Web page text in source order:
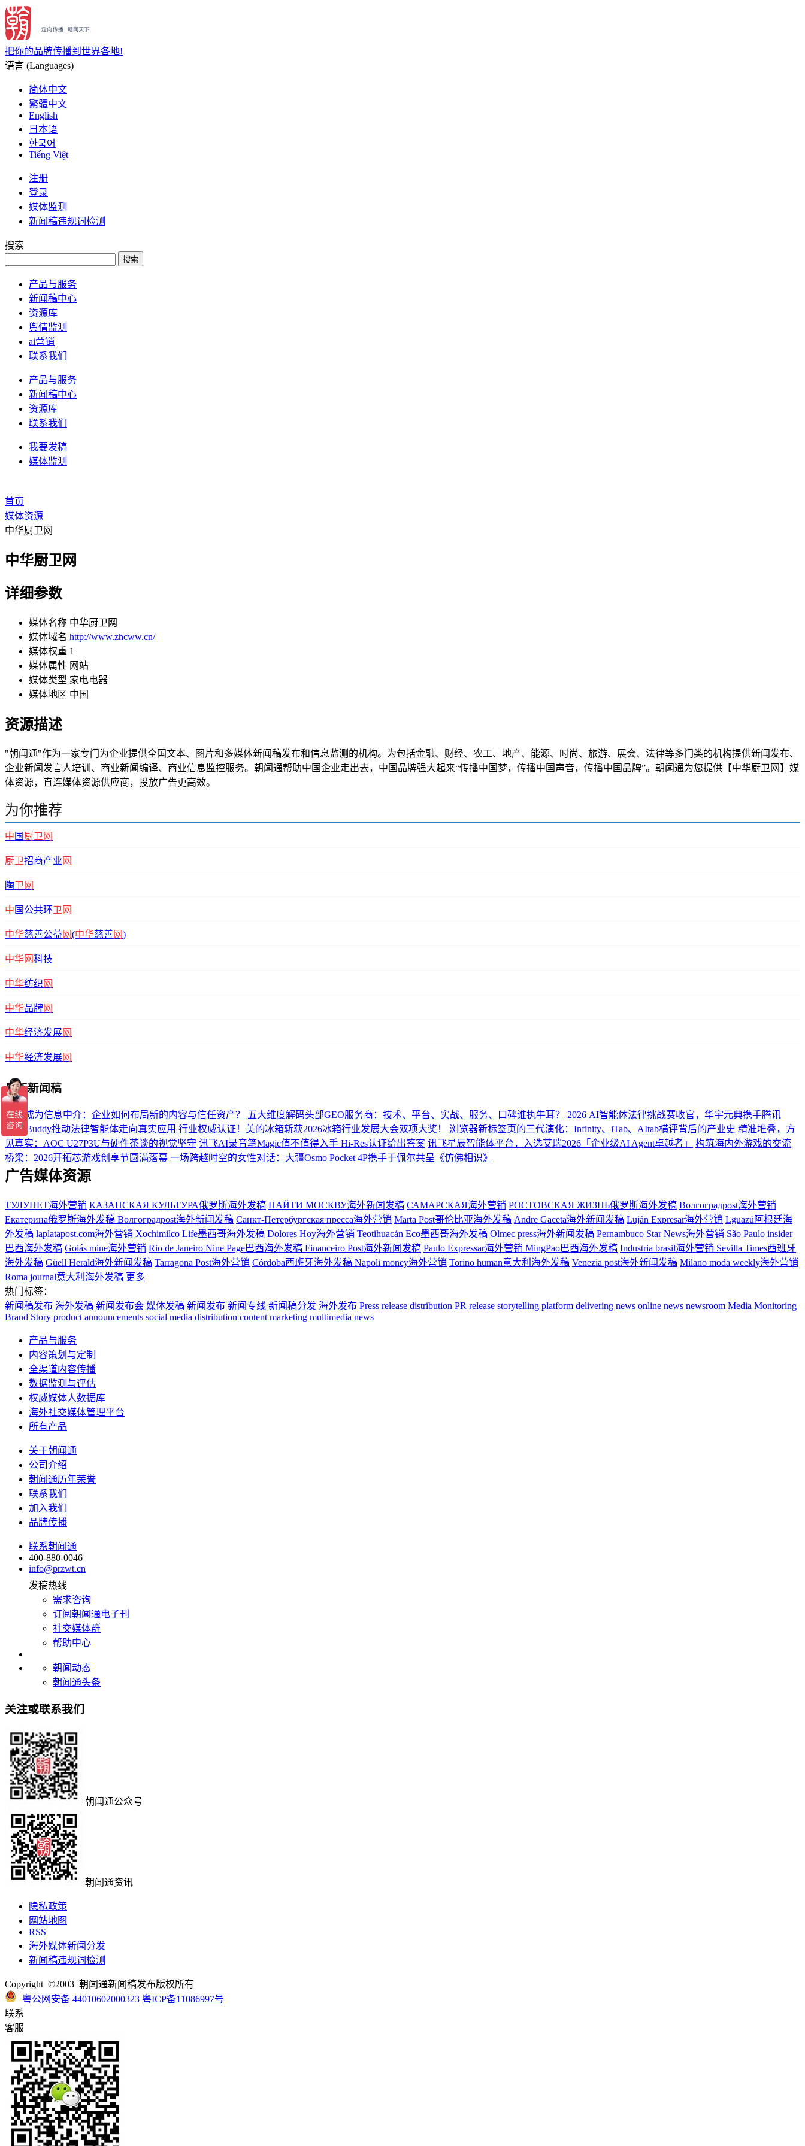
把你的品牌传播到世界各地!
语言 (Languages)
简体中文
繁體中文
English
日本语
한국어
Tiếng Việt
注册
登录
媒体监测
新闻稿违规词检测
搜索
搜索
产品与服务
新闻稿中心
资源库
舆情监测
ai营销
联系我们
产品与服务
新闻稿中心
资源库
联系我们
我要发稿
媒体监测
首页
媒体资源
中华厨卫网
中华厨卫网
详细参数
媒体名称 中华厨卫网
媒体域名 http://www.zhcww.cn/
媒体权重 1
媒体属性 网站
媒体类型 家电电器
媒体地区 中国
资源描述
"朝闻通"作为一家专门为企业提供全国文本、图片和多媒体新闻稿发布和信息监测的机构。为包括金融、财经、农工、地产、能源、时尚、旅游、展会、法律等多门类的机构提供新闻发布、
企业新闻发言人培训、商业新闻编译、商业信息监控服务。朝闻通帮助中国企业走出去，中国品牌强大起来“传播中国梦，传播中国声音，传播中国品牌”。朝闻通为您提供【中华厨卫网】媒
体资源，直连媒体资源供应商，投放广告更高效。
为你推荐
中 国 厨卫网
厨卫招商产业 网
陶卫网
中 国公共环卫网
中华慈善公益 网(中华慈善网)
中华网科技
中华纺织 网
中华品牌网
中华经济发展网
中华经济发展网
最新新闻稿
当AI成为信息中介：企业如何布局新的内容与信任资产？ 五大维度解码头部GEO服务商：技术、平台、实战、服务、口碑谁执牛耳？
2026 AI智能体法律挑战赛收官，华宇元典携手腾讯
WorkBuddy推动法律智能体走向真实应用 行业权威认证！美的冰箱斩获2026冰箱行业发展大会双项大奖！ 浏览器新标签页的三代演化：Infinity、iTab、AItab横评背后的产业史 精准堆叠，方
见真实：AOC U27P3U与硬件茶谈的视觉坚守 讯飞AI录音笔Magic值不值得入手 Hi-Res认证给出答案 讯飞星辰智能体平台，入选艾瑞2026「企业级AI Agent卓越者」
构筑海内外游戏的交流
桥梁：2026开拓芯游戏创享节圆满落幕 一场跨越时空的女性对话：大疆Osmo Pocket 4P携手于佩尔共呈《仿佛相识》
广告媒体资源
ТУЛУНЕТ海外营销 КАЗАНСКАЯ КУЛЬТУРА俄罗斯海外发稿 НАЙТИ МОСКВУ海外新闻发稿 САМАРСКАЯ海外营销 РОСТОВСКАЯ ЖИЗНЬ俄罗斯海外发稿 Волгоградpost海外营销
Екатерина俄罗斯海外发稿 Волгоградpost海外新闻发稿 Санкт-Петербургская пресса海外营销 Marta Post哥伦比亚海外发稿 Andre Gaceta海外新闻发稿 Luján Expresar海外营销 Lguazú阿根廷海
外发稿 laplatapost.com海外营销 Xochimilco Life墨西哥海外发稿 Dolores Hoy海外营销 Teotihuacán Eco墨西哥海外发稿 Olmec press海外新闻发稿 Pernambuco Star News海外营销 São Paulo insider
巴西海外发稿 Goiás mine海外营销 Rio de Janeiro Nine Page巴西海外发稿 Financeiro Post海外新闻发稿 Paulo Expressar海外营销 MingPao巴西海外发稿 Industria brasil海外营销 Sevilla Times西班牙
海外发稿 Güell Herald海外新闻发稿 Tarragona Post海外营销 Córdoba西班牙海外发稿 Napoli money海外营销 Torino human意大利海外发稿 Venezia post海外新闻发稿 Milano moda weekly海外营销
Roma journal意大利海外发稿 更多
热门标签：
新闻稿发布 海外发稿 新闻发布会 媒体发稿 新闻发布 新闻专线 新闻稿分发 海外发布 Press release distribution PR release storytelling platform delivering news online news newsroom Media Monitoring
Brand Story product announcements social media distribution content marketing multimedia news
产品与服务
内容策划与定制
全渠道内容传播
数据监测与评估
权威媒体人数据库
海外社交媒体管理平台
所有产品
关于朝闻通
公司介绍
朝闻通历年荣誉
联系我们
加入我们
品牌传播
联系朝闻通
400-880-0046
info@przwt.cn
发稿热线
需求咨询
订阅朝闻通电子刊
社交媒体群
帮助中心
朝闻动态
朝闻通头条
关注或联系我们
朝闻通公众号
朝闻通资讯
隐私政策
网站地图
RSS
海外媒体新闻分发
新闻稿违规词检测
Copyright ©2003 朝闻通新闻稿发布版权所有
粤公网安备 44010602000323 粤ICP备11086997号
联系
客服